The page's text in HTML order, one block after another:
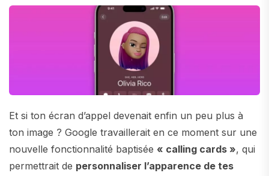
Et si ton écran d’appel devenait enfin un peu plus à
ton image ? Google travaillerait en ce moment sur une
nouvelle fonctionnalité baptisée « calling cards », qui
permettrait de personnaliser l’apparence de tes